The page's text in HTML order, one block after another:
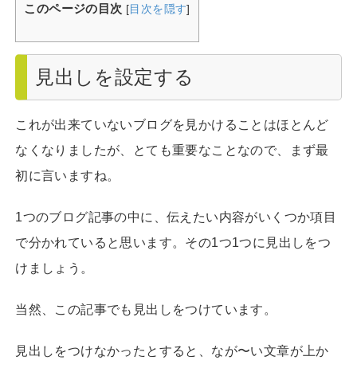
このページの目次 [目次を隠す]
見出しを設定する
これが出来ていないブログを見かけることはほとんど
なくなりましたが、とても重要なことなので、まず最
初に言いますね。
1つのブログ記事の中に、伝えたい内容がいくつか項目
で分かれていると思います。その1つ1つに見出しをつ
けましょう。
当然、この記事でも見出しをつけています。
見出しをつけなかったとすると、なが〜い文章が上か